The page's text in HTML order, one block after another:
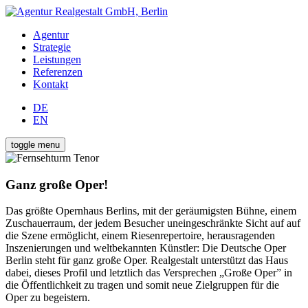
Agentur
Strategie
Leistungen
Referenzen
Kontakt
DE
EN
toggle menu
Ganz große Oper!
Das größte Opernhaus Berlins, mit der geräumigsten Bühne, einem
Zuschauerraum, der jedem Besucher uneingeschränkte Sicht auf auf
die Szene ermöglicht, einem Riesenrepertoire, herausragenden
Inszenierungen und weltbekannten Künstler: Die Deutsche Oper
Berlin steht für ganz große Oper. Realgestalt unterstützt das Haus
dabei, dieses Profil und letztlich das Versprechen „Große Oper” in
die Öffentlichkeit zu tragen und somit neue Zielgruppen für die
Oper zu begeistern.